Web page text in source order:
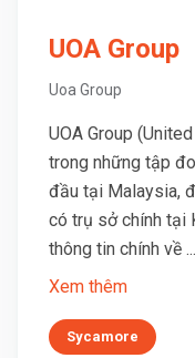
UOA Group
Uoa Group
UOA Group
trong những tập
đầu tại Malaysia,
có trụ sở chính tại
thông tin chính về ...
Xem thêm
Sycamore